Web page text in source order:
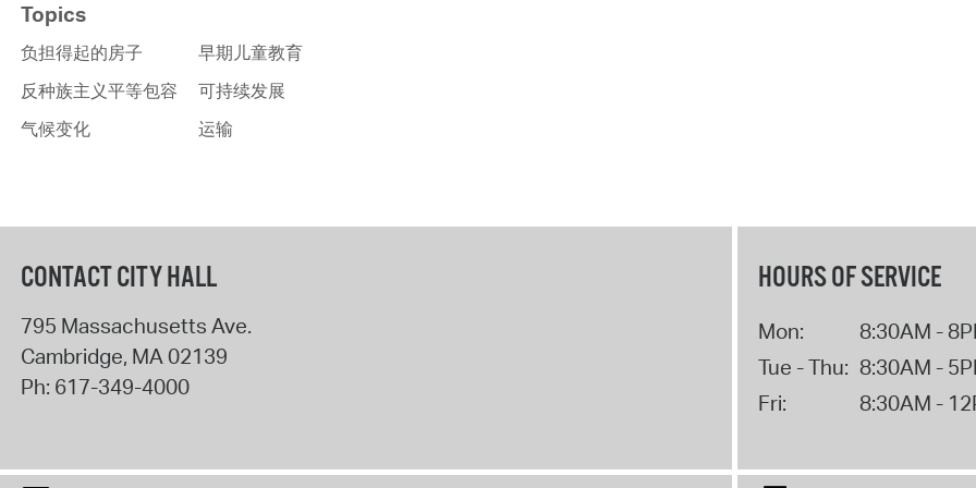
Topics
负担得起的房子
反种族主义平等包容
气候变化
早期儿童教育
可持续发展
运输
CONTACT CITY HALL
795 Massachusetts Ave.
Cambridge, MA02139
Ph: 617-349-4000
HOURS OF SERVICE
Mon:
8:30AM -
Tue - Thu: 8:30AM -
Fri:
8:30AM -